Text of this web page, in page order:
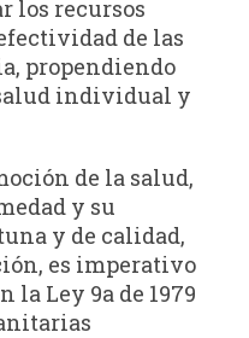
los recursos
de las
propendiendo
individual y
de la salud,
y su
y de calidad,
es imperativo
la Ley 9a de 1979